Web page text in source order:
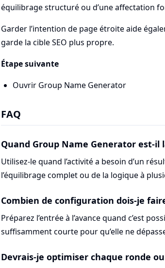
équilibrage structuré ou d’une affectation
Garder l’intention de page étroite aide
garde la cible SEO plus propre.
Étape suivante
Ouvrir Group Name Generator
FAQ
Quand Group Name Generator est-il
Utilisez-le quand l’activité a besoin d’un
l’équilibrage complet ou de la logique à
Combien de configuration dois-je
Préparez l’entrée à l’avance quand c’est
suffisamment courte pour qu’elle ne
Devrais-je optimiser chaque ronde